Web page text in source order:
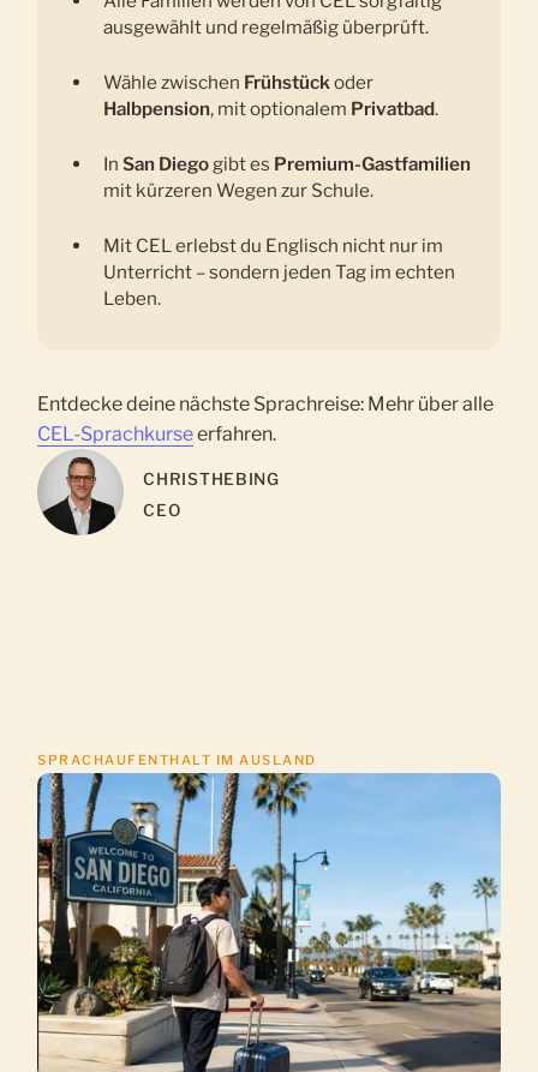
ausgewählt und regelmäßig überprüft.
Wähle zwischen Frühstück oder
Halbpension, mit optionalem Privatbad.
InSan Diego gibt es Premium-Gastfamilien
mit kürzeren Wegen zur Schule.
Mit CEL erlebst du Englisch nicht nur im
Unterricht – sondern jeden Tag im echten
Leben.
Entdecke deine nächste Sprachreise: Mehr über alle
CEL-Sprachkurseerfahren.
CHRISTHEBING
CEO
SPRACHAUFENTHALT IM AUSLAND